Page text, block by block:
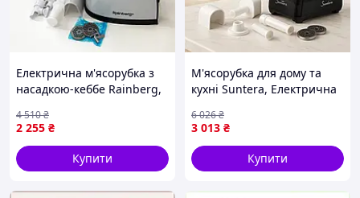
Електрична м'ясорубка з
насадкою-кеббе Rainberg,
електрична для дому FG-10
2 255 ₴
4 510₴
Купити
М'ясорубка для дому та
кухні Suntera, Електрична
'для сосисок TA-27
3 013 ₴
6 026₴
Купити